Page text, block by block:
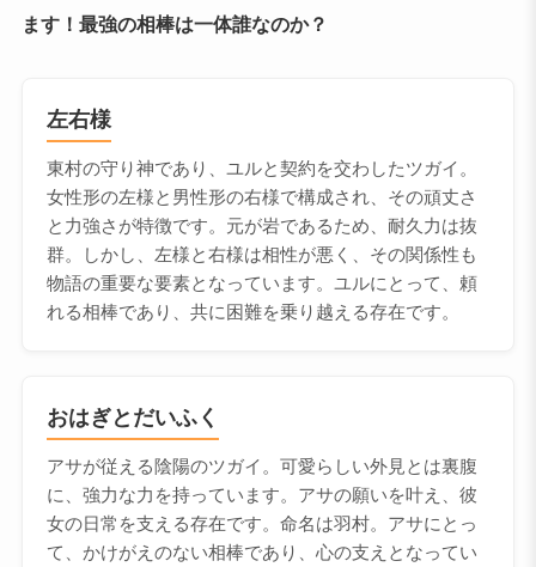
ます！最強の相棒は一体誰なのか？
左右様
東村の守り神であり、ユルと契約を交わしたツガイ。
女性形の左様と男性形の右様で構成され、その頑丈さ
と力強さが特徴です。元が岩であるため、耐久力は抜
群。しかし、左様と右様は相性が悪く、その関係性も
物語の重要な要素となっています。ユルにとって、頼
れる相棒であり、共に困難を乗り越える存在です。
おはぎとだいふく
アサが従える陰陽のツガイ。可愛らしい外見とは裏腹
に、強力な力を持っています。アサの願いを叶え、彼
女の日常を支える存在です。命名は羽村。アサにとっ
て、かけがえのない相棒であり、心の支えとなってい